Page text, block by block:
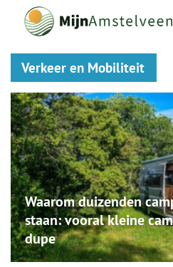
Verkeer en Mobiliteit
Waarom duizenden
staan: vooral kleine
dupe